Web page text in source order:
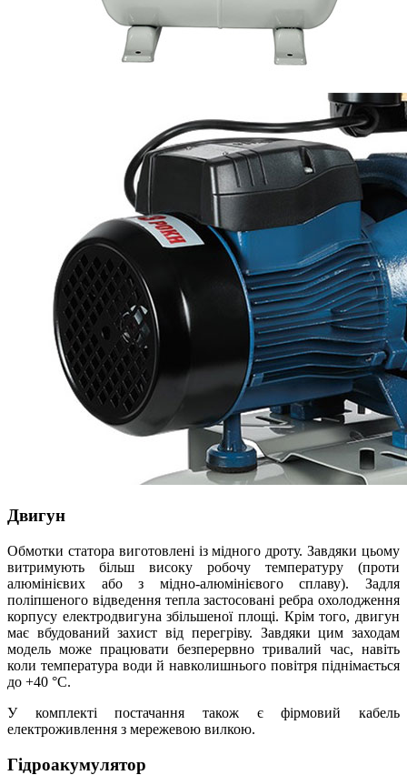
Двигун
Обмотки статора виготовлені із мідного дроту. Завдяки цьому
витримують більш високу робочу температуру (проти
алюмінієвих або з мідно-алюмінієвого сплаву). Задля
поліпшеного відведення тепла застосовані ребра охолодження
корпусу електродвигуна збільшеної площі. Крім того, двигун
має вбудований захист від перегріву. Завдяки цим заходам
модель може працювати безперервно тривалий час, навіть
коли температура води й навколишнього повітря піднімається
до +40 °С.
У комплекті постачання також є фірмовий кабель
електроживлення з мережевою вилкою.
Гідроакумулятор